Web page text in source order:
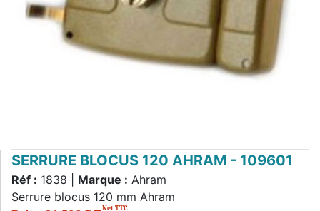
SERRURE BLOCUS 120 AHRAM - 109601
Réf : 1838 | Marque : Ahram
Serrure blocus 120 mm Ahram
Net TTC